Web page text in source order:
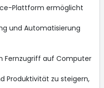
Plattform ermöglicht
und Automatisierung
Fernzugriff auf Computer
Produktivität zu steigern,